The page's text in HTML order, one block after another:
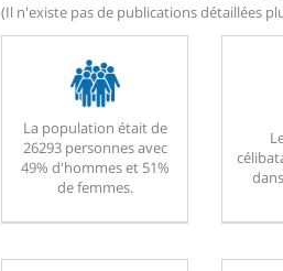
(Il n'existe pas de publications détaillées
La population était de
26293 personnes avec
49% d'hommes et 51%
de femmes.